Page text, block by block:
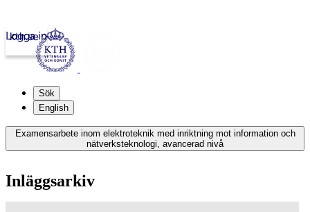
kth.se
Logga in
Sök
English
Examensarbete inom elektroteknik med inriktning mot information och
nätverksteknologi, avancerad nivå
Inläggsarkiv